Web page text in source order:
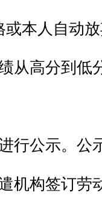
本人自动
从高分到低
行公示。公
机构签订劳